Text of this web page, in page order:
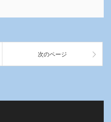
次のページ